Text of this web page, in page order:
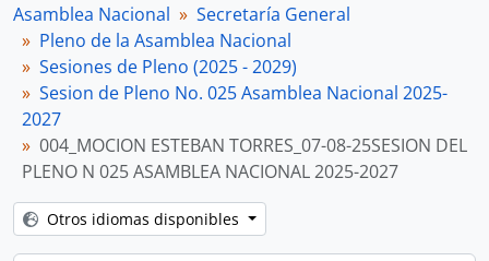
Asamblea Nacional
Secretaría General
Pleno de la Asamblea Nacional
Sesiones de Pleno (2025 - 2029)
Sesion de Pleno No. 025 Asamblea Nacional 2025-
2027
004_MOCION ESTEBAN TORRES_07-08-25SESION DEL
PLENO N 025 ASAMBLEA NACIONAL 2025-2027
Otros idiomas disponibles